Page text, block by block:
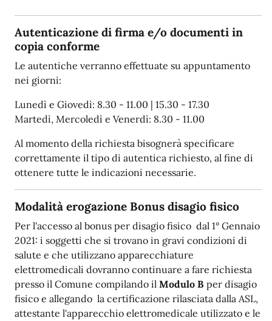
Autenticazione di firma e/o documenti in
copia conforme
Le autentiche verranno effettuate su appuntamento
nei giorni:
Lunedì e Giovedì: 8.30 - 11.00 | 15.30 - 17.30
Martedì, Mercoledì e Venerdì: 8.30 - 11.00
Al momento della richiesta bisognerà specificare
correttamente il tipo di autentica richiesto, al fine di
ottenere tutte le indicazioni necessarie.
Modalità erogazione Bonus disagio fisico
Per l'accesso al bonus per disagio fisico dal 1° Gennaio
2021: i soggetti che si trovano in gravi condizioni di
salute e che utilizzano apparecchiature
elettromedicali dovranno continuare a fare richiesta
presso il Comune compilando il Modulo B per disagio
fisico e allegando la certificazione rilasciata dalla ASL,
attestante l'apparecchio elettromedicale utilizzato e le